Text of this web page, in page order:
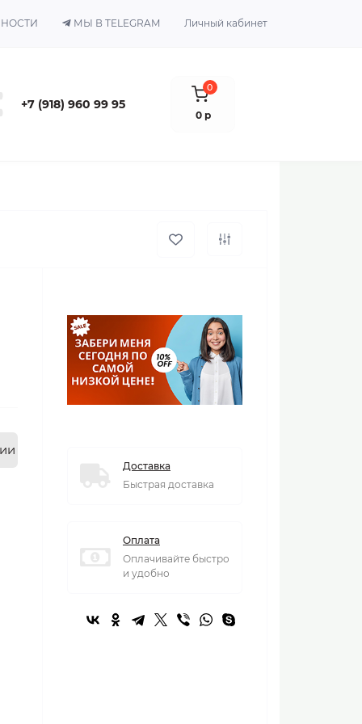
МЫ В TELEGRAM Личный кабинет
+7 (918) 960 99 95
0
0 р
Доставка
Быстрая доставка
Оплата
Оплачивайте быстро
и удобно